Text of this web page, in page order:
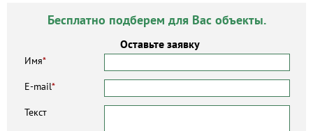
Бесплатно подберем для Вас объекты.
Оставьте заявку
Имя*
E-mail*
Текст